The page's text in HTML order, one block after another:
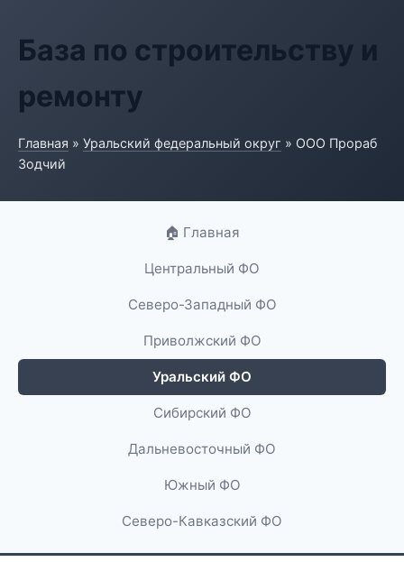
База по строительству и
ремонту
Главная » Уральский федеральный округ » ООО Прораб
Зодчий
🏠 Главная
Центральный ФО
Северо-Западный ФО
Приволжский ФО
Уральский ФО
Сибирский ФО
Дальневосточный ФО
Южный ФО
Северо-Кавказский ФО